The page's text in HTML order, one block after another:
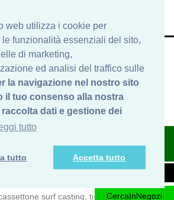
web utilizza i cookie per
le funzionalità essenziali del sito,
di marketing,
ed analisi del traffico sulle
la navigazione nel nostro sito
il tuo consenso alla nostra
dati e gestione dei
tutto
tutto Accetta tutto